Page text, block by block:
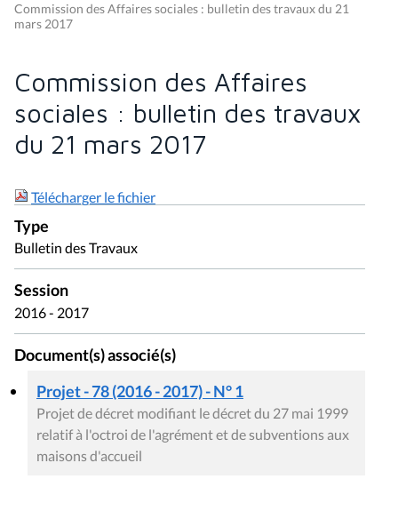
Commission des Affaires sociales : bulletin des travaux du 21
mars 2017
Commission des Affaires
sociales : bulletin des travaux
du 21 mars 2017
Télécharger le fichier
Type
Bulletin des Travaux
Session
2016 - 2017
Document(s) associé(s)
Projet - 78 (2016 - 2017) - N° 1
Projet de décret modifiant le décret du 27 mai 1999
relatif à l'octroi de l'agrément et de subventions aux
maisons d'accueil